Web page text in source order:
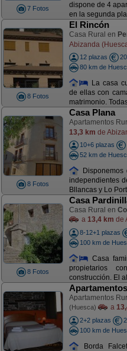
7 Fotos
dispone de 4
en la segunda
8 Fotos
El Rincón
Casa Rural en
Abizanda
12 plazas
80 km de
La casa
de ellas con
matrimonio.
8 Fotos
Casa Plana
Apartamentos
13,3 km de
10+6 plazas
52 km de
independientes
Bllancas y Lo
8 Fotos
Casa
Casa Rural en
a 13,4 km de
8-12+1 plazas
100 km de
Casa
propietarios
construcción. El
Apartamentos
(Huesca) a
2+2 plazas
100 km de
Borda